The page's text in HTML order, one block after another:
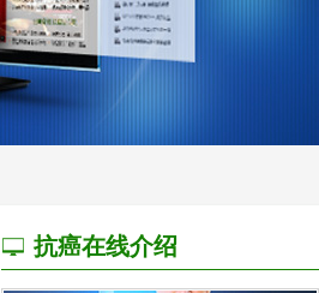
抗癌在线介绍